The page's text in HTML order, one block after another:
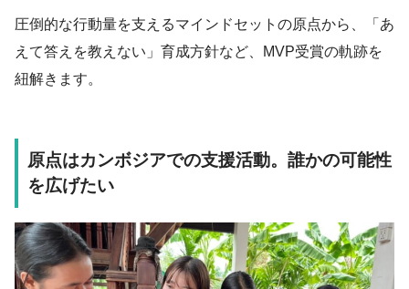
圧倒的な行動量を支えるマインドセットの原点から、「あ
えて答えを教えない」育成方針など、MVP受賞の軌跡を
紐解きます。
原点はカンボジアでの支援活動。誰かの可能性
を広げたい